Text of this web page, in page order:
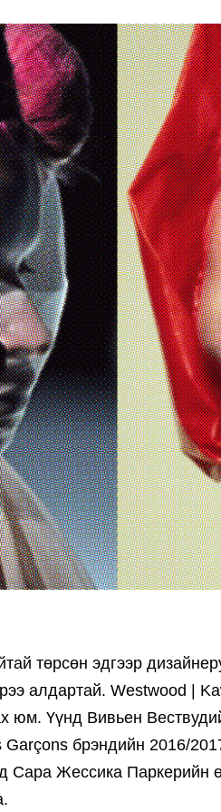
төрсөн эдгээр
алдартай. Westwood |
юм. Үүнд Вивьен
брэндийн 2016/
Сара Жессика